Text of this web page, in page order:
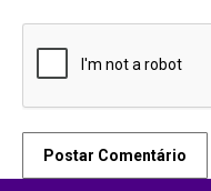
Postar Comentário